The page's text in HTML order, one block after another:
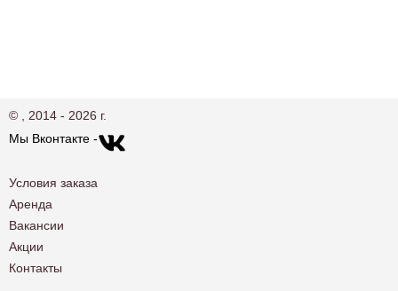
© , 2014 - 2026 г.
Мы Вконтакте -
Условия заказа
Аренда
Вакансии
Акции
Контакты